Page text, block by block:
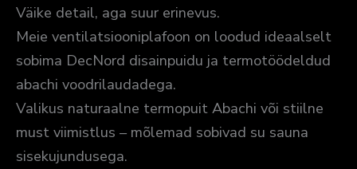
Väike detail, aga suur erinevus.
Meie ventilatsiooniplafoon on loodud ideaalselt
sobima DecNord disainpuidu ja termotöödeldud
abachi voodrilaudadega.
Valikus naturaalne termopuit Abachi või stiilne
must viimistlus – mõlemad sobivad su sauna
sisekujundusega.